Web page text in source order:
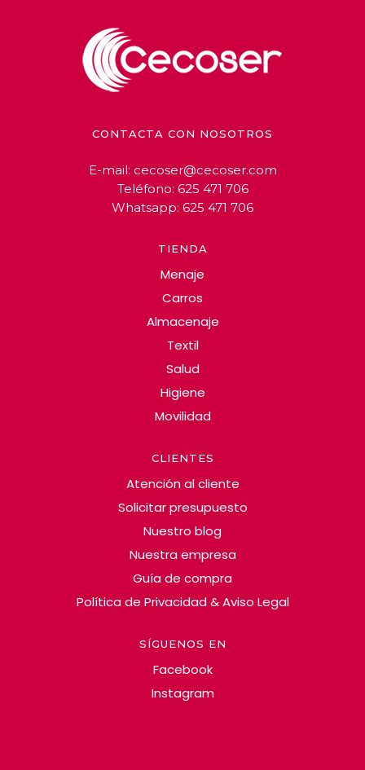
CONTACTA CON NOSOTROS
E-mail: cecoser@cecoser.com
Teléfono: 625 471 706
Whatsapp: 625 471 706
TIENDA
Menaje
Carros
Almacenaje
Textil
Salud
Higiene
Movilidad
CLIENTES
Atención al cliente
Solicitar presupuesto
Nuestro blog
Nuestra empresa
Guía de compra
Política de Privacidad & Aviso Legal
SÍGUENOS EN
Facebook
Instagram